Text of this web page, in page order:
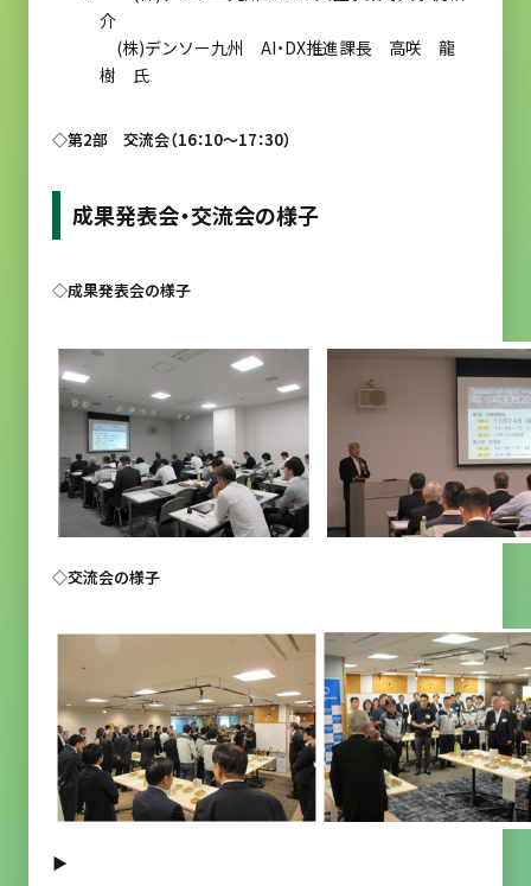
介
(株)デンソー九州 AI・DX推進課長 高咲 龍
樹 氏
◇第2部 交流会（16：10～17：30）
成果発表会・交流会の様子
◇成果発表会の様子
◇交流会の様子
▶